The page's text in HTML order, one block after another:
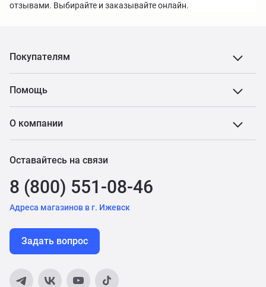
отзывами. Выбирайте и заказывайте онлайн.
Покупателям
Помощь
О компании
Оставайтесь на связи
8 (800) 551-08-46
Адреса магазинов в г. Ижевск
Задать вопрос